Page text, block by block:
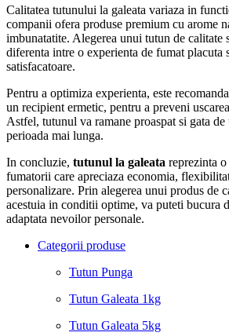
Calitatea tutunului la galeata variaza in
companii ofera produse premium cu arome
imbunatatite. Alegerea unui tutun de calitate
diferenta intre o experienta de fumat placuta
satisfacatoare.
Pentru a optimiza experienta, este
un recipient ermetic, pentru a preveni
Astfel, tutunul va ramane proaspat si gata
perioada mai lunga.
In concluzie, tutunul la galeata reprezinta
fumatorii care apreciaza economia,
personalizare. Prin alegerea unui produs de
acestuia in conditii optime, va puteti bucura
adaptata nevoilor personale.
Categorii produse
Tutun Punga
Tutun Galeata 1kg
Tutun Galeata 5kg